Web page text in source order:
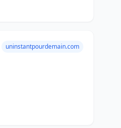
uninstantpourdemain.com